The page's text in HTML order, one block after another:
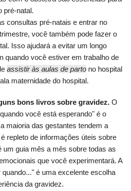
pré-natal.
consultas pré-natais e entrar no
você também pode fazer o
Isso ajudará a evitar um longo
quando você estiver em trabalho de
assistir às aulas de parto no hospital
maternidade do hospital.
bons livros sobre gravidez. O
você está esperando" é o
maioria das gestantes tendem a
repleto de informações úteis sobre
um guia mês a mês sobre todas as
que você experimentará. A
é uma excelente escolha
da gravidez.